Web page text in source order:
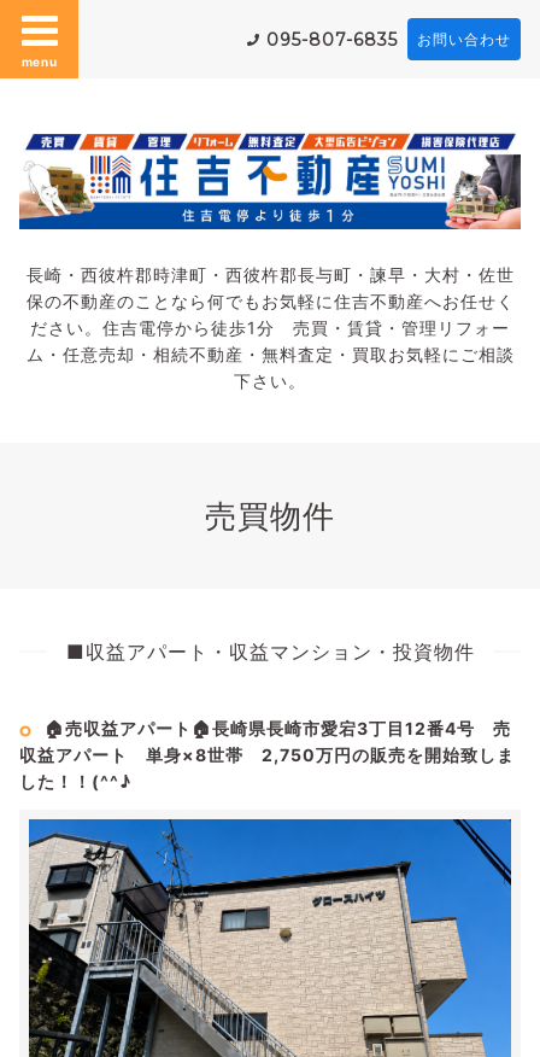
menu
095-807-6835 お問い合わせ
長崎・西彼杵郡時津町・西彼杵郡長与町・諫早・大村・佐世
保の不動産のことなら何でもお気軽に住吉不動産へお任せく
ださい。住吉電停から徒歩1分 売買・賃貸・管理リフォー
ム・任意売却・相続不動産・無料査定・買取お気軽にご相談
下さい。
売買物件
■収益アパート・収益マンション・投資物件
🏠売収益アパート🏠長崎県長崎市愛宕3丁目12番4号 売
収益アパート 単身×8世帯 2,750万円の販売を開始致しま
した！！(^^♪